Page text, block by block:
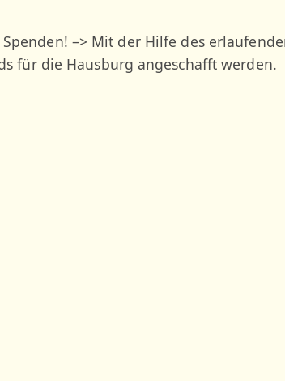
–> Mit der Hilfe des
für die Hausburg angeschafft werden.